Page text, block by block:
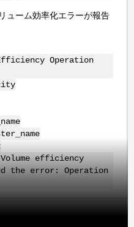
ューム効率化エラーが報告
Operation
efficiency
the error: Operation